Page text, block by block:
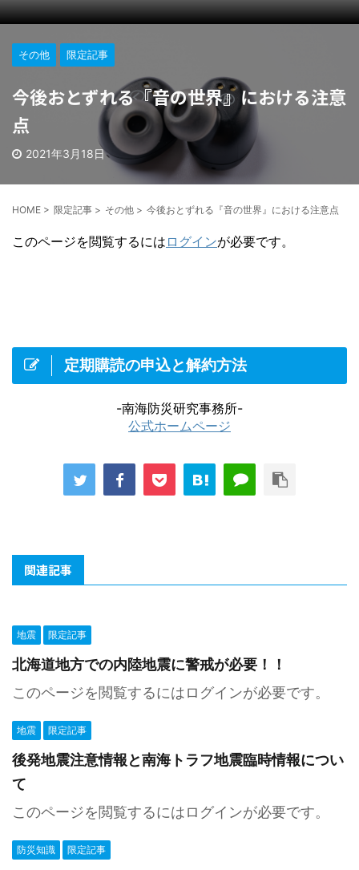
その他 限定記事
今後おとずれる『音の世界』における注意
点
2021年3月18日
HOME > 限定記事 > その他 > 今後おとずれる『音の世界』における注意点
このページを閲覧するには ログインが必要です。
定期購読の申込と解約方法
-南海防災研究事務所-
公式ホームページ
関連記事
地震 限定記事
北海道地方での内陸地震に警戒が必要！！
このページを閲覧するにはログインが必要です。
地震 限定記事
後発地震注意情報と南海トラフ地震臨時情報につい
て
このページを閲覧するにはログインが必要です。
防災知識 限定記事